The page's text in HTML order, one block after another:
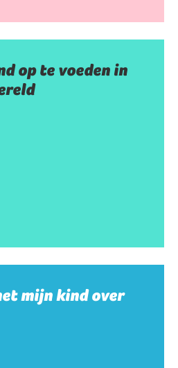
op te voeden in
mijn kind over